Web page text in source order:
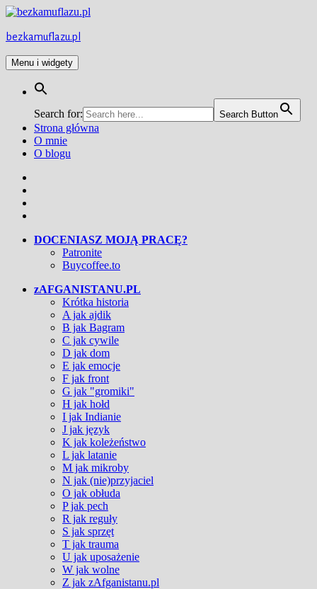
Przejdź
treści
bezkamuflazu.pl
Menu i widgety
Search for: Search Button
Strona główna
O mnie
O blogu
DOCENIASZ MOJĄ PRACĘ?
Patronite
Buycoffee.to
zAFGANISTANU.PL
Krótka historia
A jak ajdik
B jak Bagram
C jak cywile
D jak dom
E jak emocje
F jak front
G jak "gromiki"
H jak hołd
I jak Indianie
J jak język
K jak koleżeństwo
L jak latanie
M jak mikroby
N jak (nie)przyjaciel
O jak obłuda
P jak pech
R jak reguły
S jak sprzęt
T jak trauma
U jak uposażenie
W jak wolne
Z jak zAfganistanu.pl